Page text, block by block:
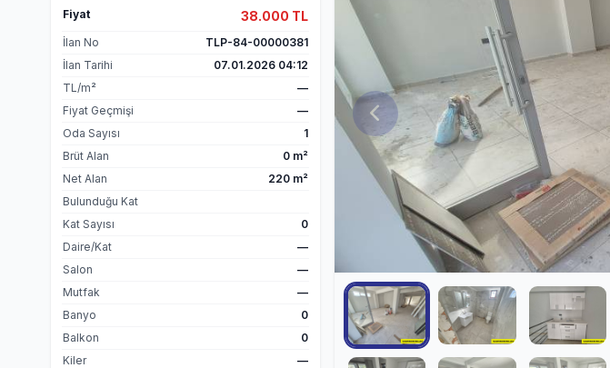
Fiyat 38.000 TL
İlan No
TLP-84-00000381
İlan Tarihi
07.01.2026 04:12
TL/m²
—
Fiyat Geçmişi
—
Oda Sayısı
1
Brüt Alan
0 m²
Net Alan
220 m²
Bulunduğu Kat
Kat Sayısı
0
Daire/Kat
—
Salon
—
Mutfak
—
Banyo
0
Balkon
0
Kiler
—